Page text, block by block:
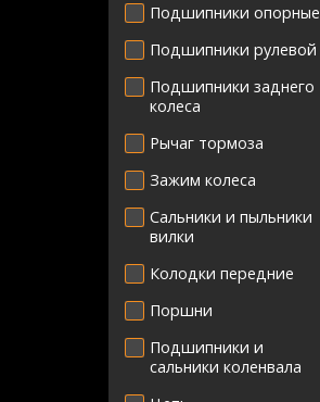
Подшипники опорные
Подшипники рулевой
Подшипники заднего
колеса
Рычаг тормоза
Зажим колеса
Сальники и пыльники
вилки
Колодки передние
Поршни
Подшипники и
сальники коленвала